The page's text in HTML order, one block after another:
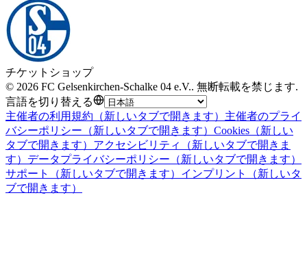
チケットショップ
© 2026 FC Gelsenkirchen-Schalke 04 e.V.. 無断転載を禁じます.
言語を切り替える
主催者の利用規約 （新しいタブで開きます） 主催者のプライ
バシーポリシー （新しいタブで開きます） Cookies （新しい
タブで開きます） アクセシビリティ
（新しいタブで開きま
す） データプライバシーポリシー （新しいタブで開きます）
サポート
（新しいタブで開きます） インプリント
（新しいタ
ブで開きます）